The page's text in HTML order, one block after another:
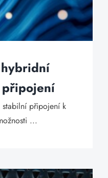
stabilní připojení k
...